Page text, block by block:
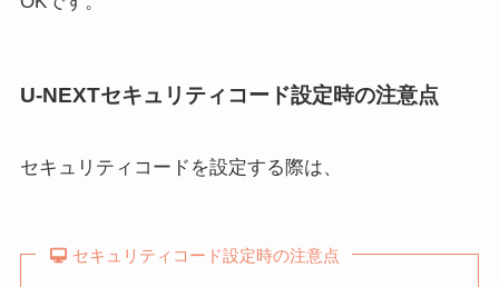
U-NEXTセキュリティコード設定時の注意点
セキュリティコードを設定する際は、
セキュリティコード設定時の注意点